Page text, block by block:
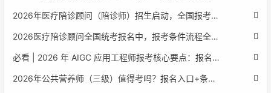
2026年医疗陪诊顾问（陪诊师）招生启动，全国报考指南附报名官网
2026医疗陪诊顾问全国统考报名中，报考条件流程全攻略附报名入口
必看 | 2026 年 AIGC 应用工程师报考核心要点：报名费用、官网可查、行业认可度、补考规则全盘点
2026年公共营养师（三级）值得考吗？报名入口+条件+证书用途